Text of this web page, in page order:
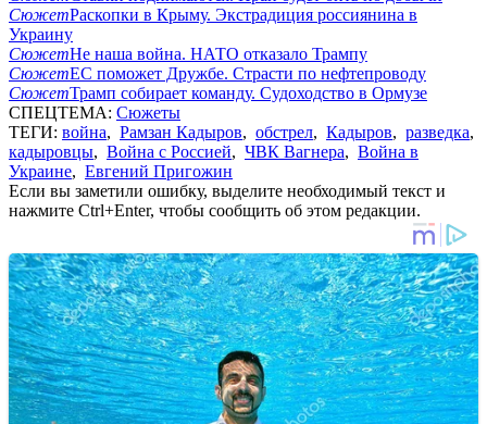
СюжетРаскопки в Крыму. Экстрадиция россиянина в
Украину
СюжетНе наша война. НАТО отказало Трампу
СюжетЕС поможет Дружбе. Страсти по нефтепроводу
СюжетТрамп собирает команду. Судоходство в Ормузе
СПЕЦТЕМА: Сюжеты
ТЕГИ: война, Рамзан Кадыров, обстрел, Кадыров, разведка,
кадыровцы, Война с Россией, ЧВК Вагнера, Война в
Украине, Евгений Пригожин
Если вы заметили ошибку, выделите необходимый текст и
нажмите Ctrl+Enter, чтобы сообщить об этом редакции.